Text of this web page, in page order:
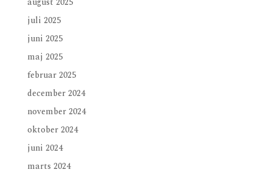
juli 2025
juni 2025
maj 2025
februar 2025
december 2024
november 2024
oktober 2024
juni 2024
marts 2024